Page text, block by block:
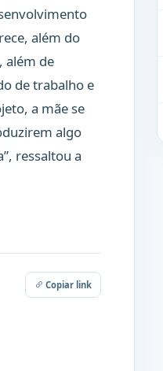
além do
além de
de trabalho e
a mãe se
algo
ressaltou a
Copiar link